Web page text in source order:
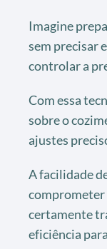
Imagine
sem precisar
controlar a
Com essa
sobre o
ajustes
A facilidade
comprometer
certamente
eficiência